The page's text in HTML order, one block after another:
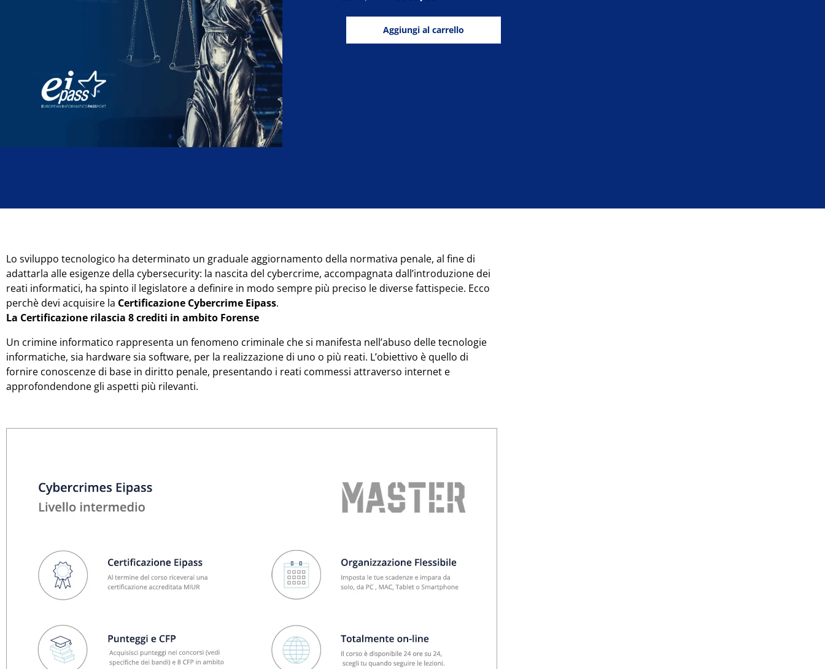
originale
era:
attuale
è:
Cybercrimes
Aggiungi al carrello
Lo sviluppo tecnologico ha determinato un graduale aggiornamento della normativa penale, al fine di
adattarla alle esigenze della cybersecurity: la nascita del cybercrime, accompagnata dall’introduzione dei
reati informatici, ha spinto il legislatore a definire in modo sempre più preciso le diverse fattispecie. Ecco
perchè devi acquisire la Certificazione Cybercrime Eipass.
La Certificazione rilascia 8 crediti in ambito Forense
Un crimine informatico rappresenta un fenomeno criminale che si manifesta nell’abuso delle tecnologie
informatiche, sia hardware sia software, per la realizzazione di uno o più reati. L’obiettivo è quello di
fornire conoscenze di base in diritto penale, presentando i reati commessi attraverso internet e
approfondendone gli aspetti più rilevanti.